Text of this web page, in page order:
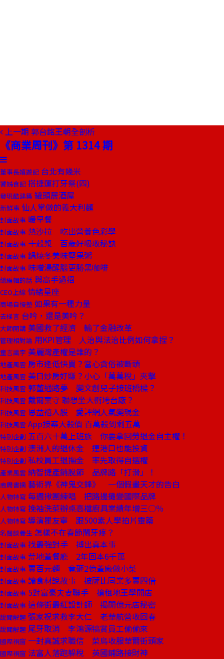
上一期 郭台銘王朝全剖析
《商業周刊》第 1314 期
董事長嬉遊記 台北有幾米
饕姊食記 搭捷運打牙祭(四)
發現酷建築 罐頭居酒屋
新鮮事 仙人掌做的義大利麵
封面故事 暖早餐
封面故事 熱沙拉 吃出營養色彩學
封面故事 十穀漿 百歲好吸收秘訣
封面故事 鍋燒冬美味堅果粥
封面故事 味噌湯醒腦更勝黑咖啡
總編輯的話 與高手過招
CEO上線 情緒星座
商場自慢塾 如果有一種力量
去梯言 台吟，還是美吟？
大師開講 美國救了經濟 輸了金融改革
管理相對論 用KPI管理 人治與法治比例如何拿捏？
童言識李 美麗灣產權是誰的？
地產風雲 房市逢低快買？當心貪俗被斷頭
地產風雲 美日炒房好賺？小心「萬萬稅」夾擊
科技風雲 郭董通路夢 變文創兒子接班橋樑？
科技風雲 戴爾棄守 聯想坐大衝垮台廠？
科技風雲 恩益禧入股 愛評網人氣變現金
科技風雲 App接案大殺價 百萬殺到剩五萬
特別企劃 五百六十萬上班族 你要拿回勞退金自主權！
特別企劃 澳洲人的退休金 連港口也能投資
特別企劃 私校員工退撫金 率先取得自選權
產業風雲 納智捷產銷脫節 品牌路「打滑」！
商周書摘 藝術界《神鬼交鋒》 一個假畫天才的告白
人物特寫 每週揪團練唱 把路邊攤變國際品牌
人物特寫 挽袖洗菜辦桌高檔廚具業績年增三○％
人物特寫 導演瞿友寧 跟500素人學拍片靈藥
名醫談養生 怎樣不在春節鬧牙疼？
封面故事 找最強對手 搏出真本事
封面故事 荒地蓋餐廳 2年回本6千萬
封面故事 賣百元麵 竟砸2億蓋廠做小菜
封面故事 讓食材說故事 披薩比同業多賣四倍
封面故事 5對富豪夫妻聯手 搶租地王學開店
封面故事 這條街最紅設計師 揭開億元店秘密
說聞解趣 張家祝求救李大仁 老華航營收回春
說聞解趣 尾牙取消 李鴻源犒賞員工偷偷來
國際視窗 一封真誠求職信 菜鳥收服華爾街頭家
國際視窗 法富人落跑躲稅 英國鋪路接財神